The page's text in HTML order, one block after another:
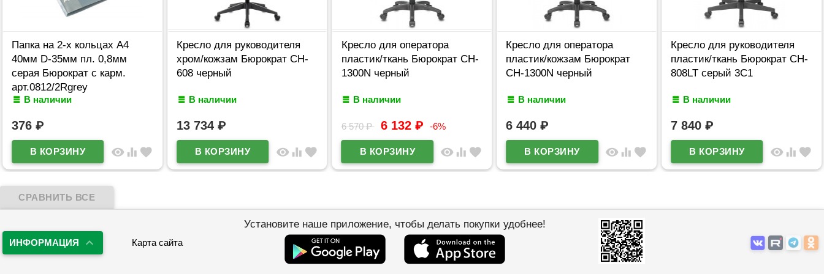
Папка на 2-х кольцах А4
40мм D-35мм пл. 0,8мм
серая Бюрократ с карм.
арт.0812/2Rgrey
В наличии
376 ₽
visibility equalizer favorite
Кресло для руководителя
хром/кожзам Бюрократ CH-
608 черный
В наличии
13 734 ₽
visibility equalizer favorite
Кресло для оператора
пластик/ткань Бюрократ CH-
1300N черный
В наличии
6 570₽ 6 132 ₽ -6%
visibility equalizer favorite
Кресло для оператора
пластик/кожзам Бюрократ
CH-1300N черный
В наличии
6 440₽
visibility equalizer favorite
Кресло для руководителя
пластик/ткань Бюрократ CH-
808LT серый 3C1
В наличии
7 840₽
visibility equalizer favorite
ИНФОРМАЦИЯ Карта сайта
Установите наше приложение, чтобы делать покупки удобнее!